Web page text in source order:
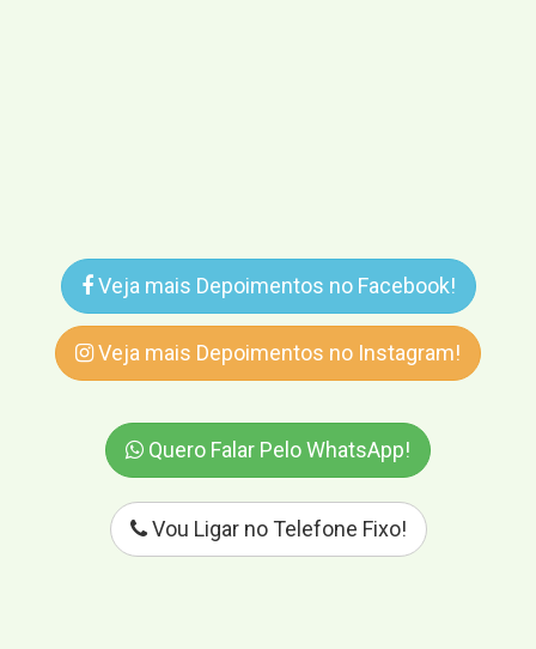
Veja mais Depoimentos no Facebook!
Veja mais Depoimentos no Instagram!
Quero Falar Pelo WhatsApp!
Vou Ligar no Telefone Fixo!